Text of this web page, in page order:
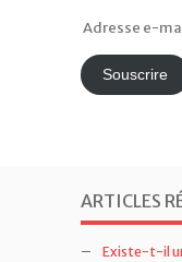
Adresse
mailSouscrire
ARTICLES
Existe-t-il